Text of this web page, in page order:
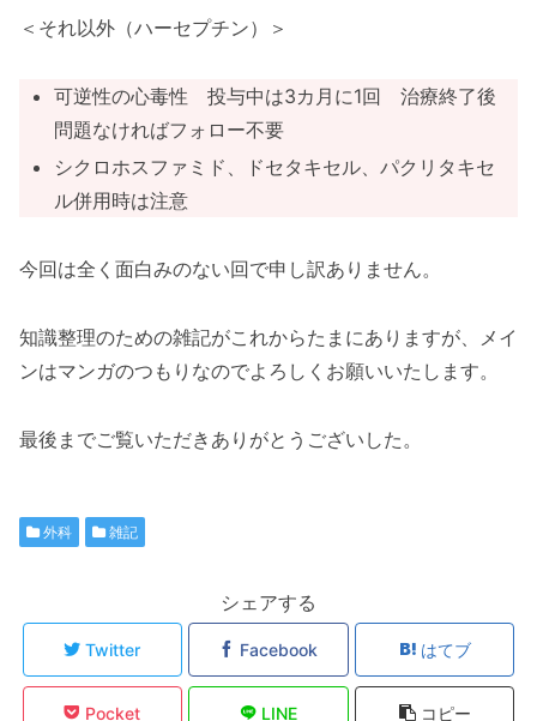
＜それ以外（ハーセプチン）＞
可逆性の心毒性 投与中は3カ月に1回 治療終了後
問題なければフォロー不要
シクロホスファミド、ドセタキセル、パクリタキセ
ル併用時は注意
今回は全く面白みのない回で申し訳ありません。
知識整理のための雑記がこれからたまにありますが、メイ
ンはマンガのつもりなのでよろしくお願いいたします。
最後までご覧いただきありがとうございした。
外科 雑記
シェアする
Twitter Facebook はてブ
Pocket LINE コピー